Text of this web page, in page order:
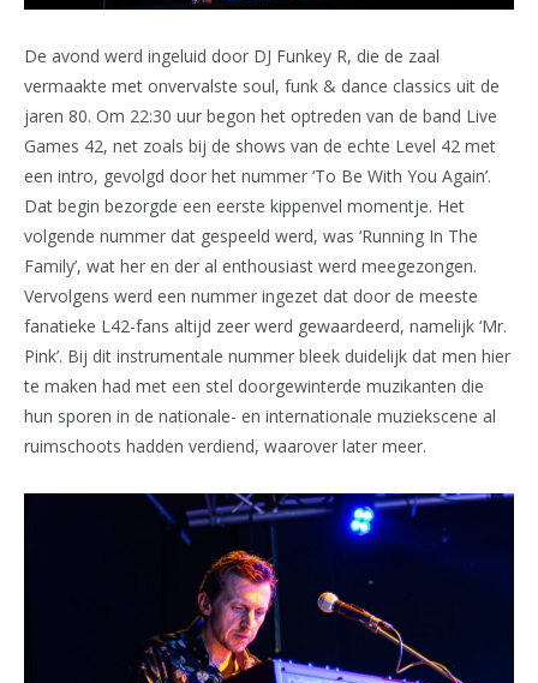
De avond werd ingeluid door DJ Funkey R, die de zaal
vermaakte met onvervalste soul, funk & dance classics uit de
jaren 80. Om 22:30 uur begon het optreden van de band Live
Games 42, net zoals bij de shows van de echte Level 42 met
een intro, gevolgd door het nummer ‘To Be With You Again’.
Dat begin bezorgde een eerste kippenvel momentje. Het
volgende nummer dat gespeeld werd, was ‘Running In The
Family’, wat her en der al enthousiast werd meegezongen.
Vervolgens werd een nummer ingezet dat door de meeste
fanatieke L42-fans altijd zeer werd gewaardeerd, namelijk ‘Mr.
Pink’. Bij dit instrumentale nummer bleek duidelijk dat men hier
te maken had met een stel doorgewinterde muzikanten die
hun sporen in de nationale- en internationale muziekscene al
ruimschoots hadden verdiend, waarover later meer.